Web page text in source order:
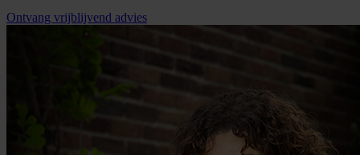
Ontvang vrijblijvend advies